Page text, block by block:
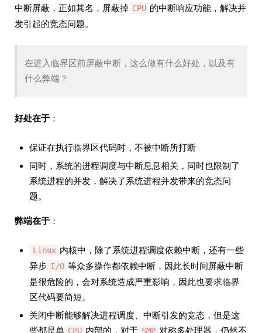
中断屏蔽，正如其名，屏蔽掉 CPU 的中断响应功能，解决并
发引起的竞态问题。
在进入临界区前屏蔽中断，这么做有什么好处，以及有
什么弊端？
好处在于 ：
保证在执行临界区代码时，不被中断所打断
同时，系统的进程调度与中断息息相关，同时也限制了
系统进程的并发，解决了系统进程并发带来的竞态问
题。
弊端在于 ：
Linux 内核中，除了系统进程调度依赖中断，还有一些
异步 I/O 等众多操作都依赖中断，因此长时间屏蔽中断
是很危险的，会对系统造成严重影响，因此也要求临界
区代码要简短。
关闭中断能够解决进程调度、中断引发的竞态，但是这
些都是单 CPU 内部的，对于 SMP 对称多处理器，仍然不